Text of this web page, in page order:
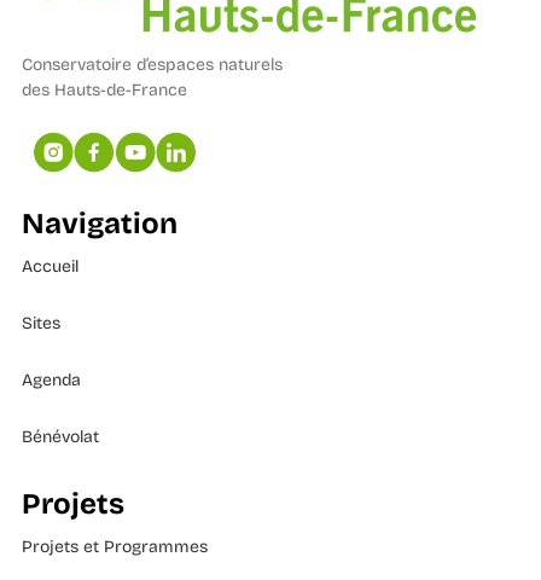
Conservatoire d’espaces naturels
des Hauts-de-France
Navigation
Accueil
Sites
Agenda
Bénévolat
Projets
Projets et Programmes